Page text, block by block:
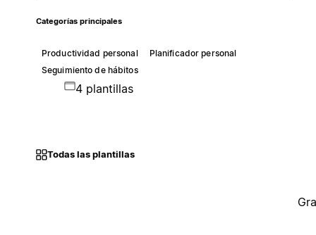
Categorías principales
Productividad personal
Planificador personal
Seguimiento de hábitos
4 plantillas
Todas las plantillas